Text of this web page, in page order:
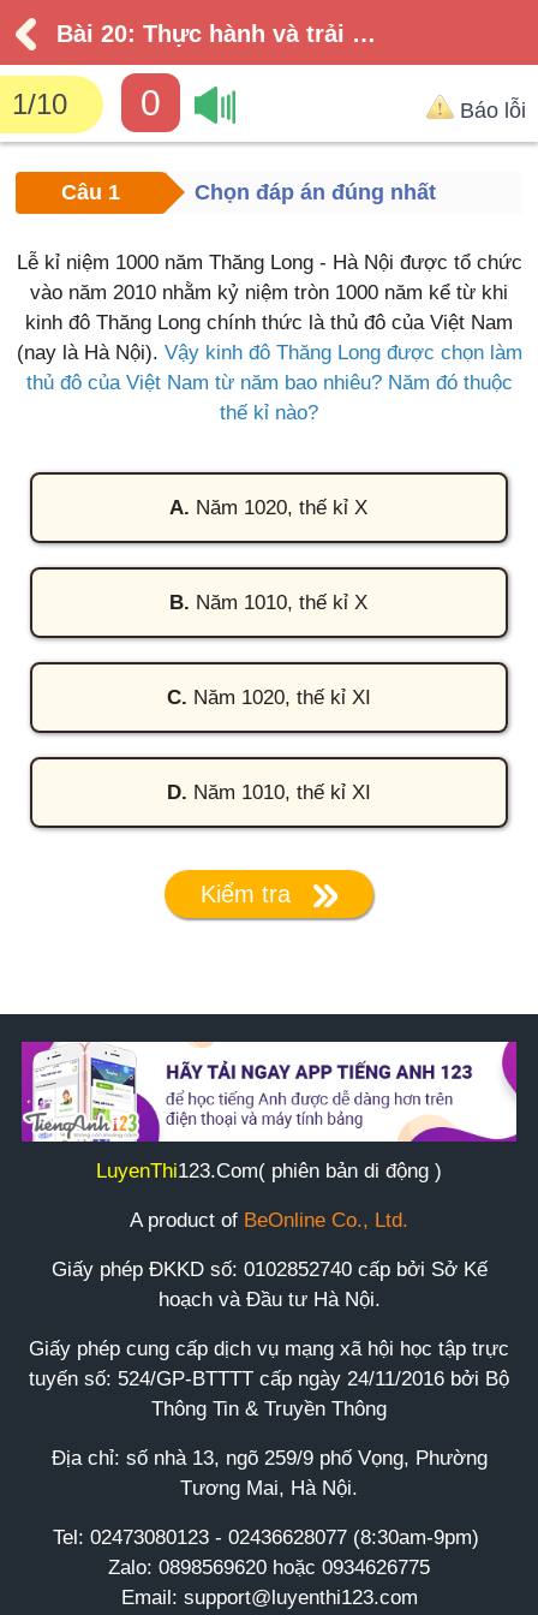
Bài 20: Thực hành và trải nghiệm sử dụng một số đơn vị đo đại lượng
1/10 0 Báo lỗi
Câu 1 Chọn đáp án đúng nhất
Lễ kỉ niệm 1000 năm Thăng Long - Hà Nội được tổ chức
vào năm 2010 nhằm kỷ niệm tròn 1000 năm kể từ khi
kinh đô Thăng Long chính thức là thủ đô của Việt Nam
(nay là Hà Nội). Vậy kinh đô Thăng Long được chọn làm
thủ đô của Việt Nam từ năm bao nhiêu? Năm đó thuộc
thế kỉ nào?
A. Năm 1020, thế kỉ X
B. Năm 1010, thế kỉ X
C. Năm 1020, thế kỉ XI
D. Năm 1010, thế kỉ XI
Kiểm tra
LuyenThi123.Com( phiên bản di động )
A product of BeOnline Co., Ltd.
Giấy phép ĐKKD số: 0102852740cấp bởi Sở Kế
hoạch và Đầu tư Hà Nội.
Giấy phép cung cấp dịch vụ mạng xã hội học tập trực
tuyến số: 524/GP-BTTTT cấp ngày 24/11/2016 bởi Bộ
Thông Tin & Truyền Thông
Địa chỉ: số nhà 13, ngõ 259/9 phố Vọng, Phường
Tương Mai, Hà Nội.
Tel: 02473080123 - 02436628077 (8:30am-9pm)
Zalo: 0898569620 hoặc 0934626775
Email: support@luyenthi123.com